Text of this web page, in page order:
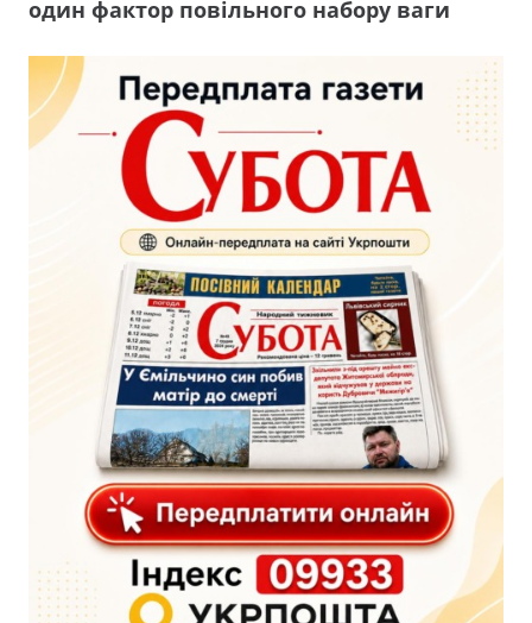
один фактор повільного набору ваги